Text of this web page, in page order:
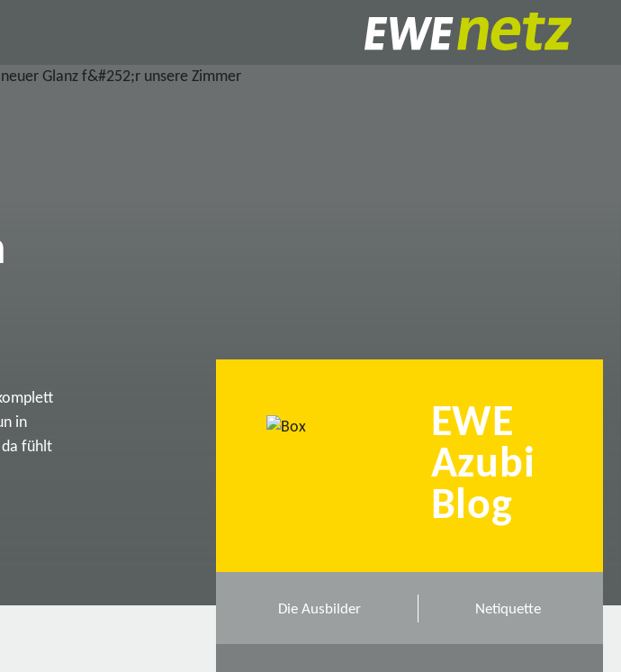
in
da fühlt
EWE
Azubi
Blog
Die Ausbilder Netiquette